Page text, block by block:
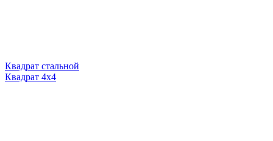
Квадрат стальной
Квадрат 4х4